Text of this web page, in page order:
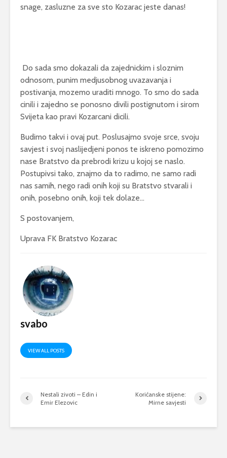
snage, zasluzne za sve sto Kozarac jeste danas!
Do sada smo dokazali da zajednickim i sloznim
odnosom, punim medjusobnog uvazavanja i
postivanja, mozemo uraditi mnogo. To smo do sada
cinili i zajedno se ponosno divili postignutom i sirom
Svijeta kao pravi Kozarcani dicili.
Budimo takvi i ovaj put. Poslusajmo svoje srce, svoju
savjest i svoj naslijedjeni ponos te iskreno pomozimo
nase Bratstvo da prebrodi krizu u kojoj se naslo.
Postupivsi tako, znajmo da to radimo, ne samo radi
nas samih, nego radi onih koji su Bratstvo stvarali i
onih, posebno onih, koji tek dolaze…
S postovanjem,
Uprava FK Bratstvo Kozarac
svabo
VIEW ALL POSTS
Nestali zivoti – Edin i
Emir Elezovic
Korićanske stijene:
Mirne savjesti